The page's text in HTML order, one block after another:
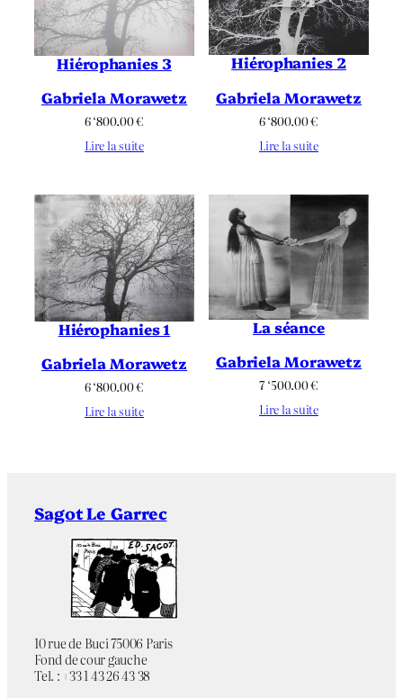
Hiérophanies 3
Gabriela Morawetz
6 ‘800.00€
Lire la suite
Hiérophanies 2
Gabriela Morawetz
6 ‘800.00€
Lire la suite
Hiérophanies 1
Gabriela Morawetz
6 ‘800.00€
Lire la suite
La séance
Gabriela Morawetz
7 ‘500.00€
Lire la suite
Sagot Le Garrec
10 rue de Buci 75006 Paris
Fond de cour gauche
Tel. : +33 1 43 26 43 38